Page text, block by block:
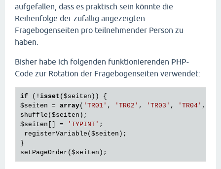
aufgefallen, dass es praktisch sein könnte die
Reihenfolge der zufällig angezeigten
Fragebogenseiten pro teilnehmender Person zu
haben.
Bisher habe ich folgenden funktionierenden PHP-
Code zur Rotation der Fragebogenseiten verwendet:
if (! isset ( $seiten
$seiten = array( 'TR01' , 'TR02' , 'TR03' , 'TR04' ,
shuffle( $seiten
$seiten [] = 'TYPINT' ;
registerVariable( $seiten );
}
setPageOrder( $seiten